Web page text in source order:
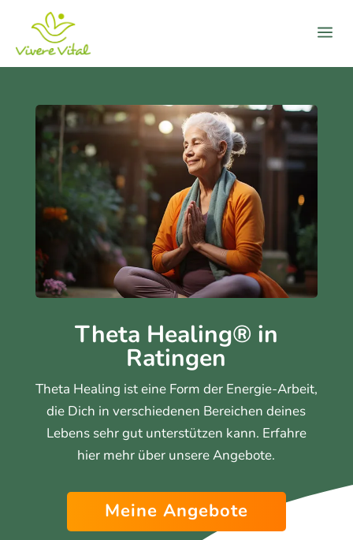
a
Theta Healing® in
Ratingen
Theta Healing ist eine Form der Energie-Arbeit,
die Dich in verschiedenen Bereichen deines
Lebens sehr gut unterstützen kann. Erfahre
hier mehr über unsere Angebote.
Meine Angebote